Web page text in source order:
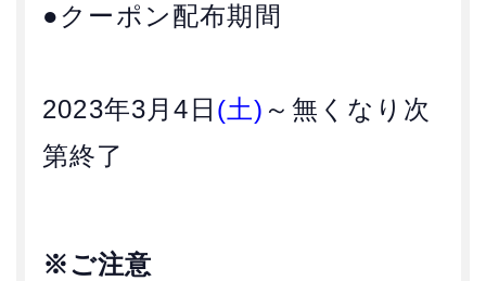
●クーポン配布期間
2023年3月4日 (土) ～無くなり次
第終了
※ご注意